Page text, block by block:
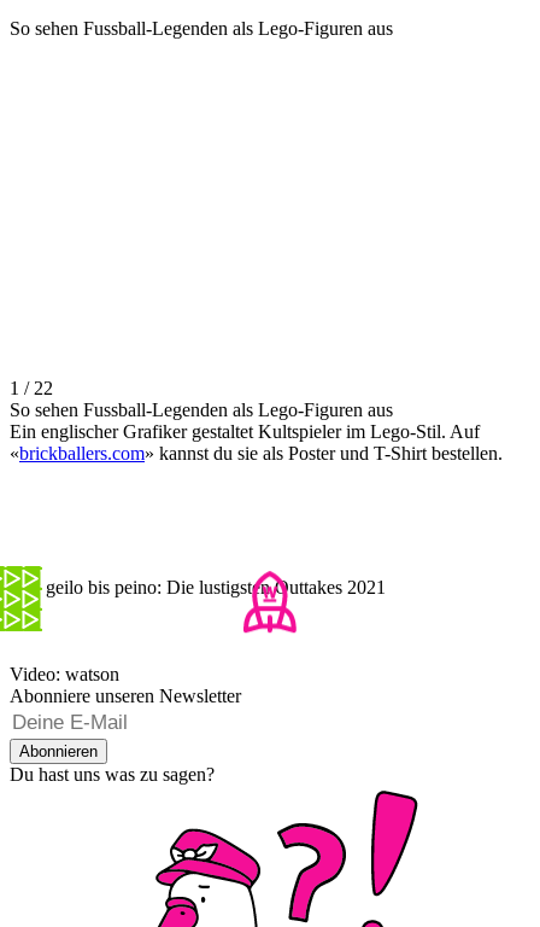
So sehen Fussball-Legenden als Lego-Figuren aus
1 / 22
So sehen Fussball-Legenden als Lego-Figuren aus
Ein englischer Grafiker gestaltet Kultspieler im Lego-Stil. Auf
«brickballers.com» kannst du sie als Poster und T-Shirt bestellen.
Von geilo bis peino: Die lustigsten Outtakes 2021
Video: watson
Abonniere unseren Newsletter
Abonnieren
Du hast uns was zu sagen?